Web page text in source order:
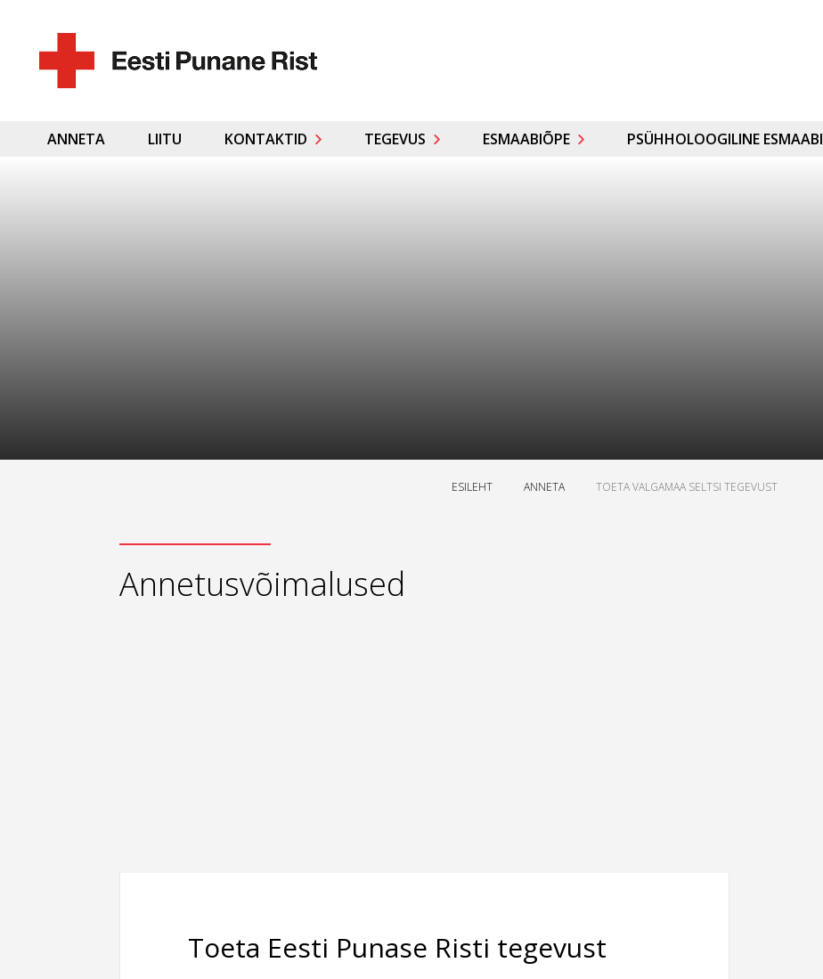
ANNETA LIITU KONTAKTID TEGEVUS ESMAABIÕPE PSÜHHOLOOGILINE ESMAABI
ESILEHT ANNETA TOETA VALGAMAA SELTSI TEGEVUST
Annetusvõimalused
Toeta Eesti Punase Risti tegevust